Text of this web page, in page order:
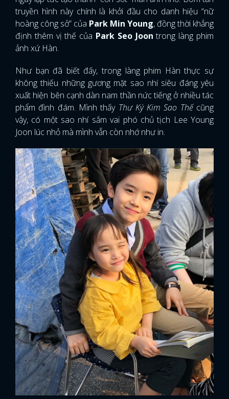
truyền hình này chính là khởi đầu cho danh hiệu “nữ
hoàng công sở” của Park Min Young, đồng thời khẳng
định thêm vị thế của Park Seo Joon trong làng phim
ảnh xứ Hàn.
Như bạn đã biết đấy, trong làng phim Hàn thực sự
không thiếu những gương mặt sao nhí siêu đáng yêu
xuất hiện bên cạnh dàn nam thần nức tiếng ở nhiều tác
phẩm đình đám. Mình thấy Thư Ký Kim Sao Thế cũng
vậy, có một sao nhí sắm vai phó chủ tịch Lee Young
Joon lúc nhỏ mà mình vẫn còn nhớ như in.